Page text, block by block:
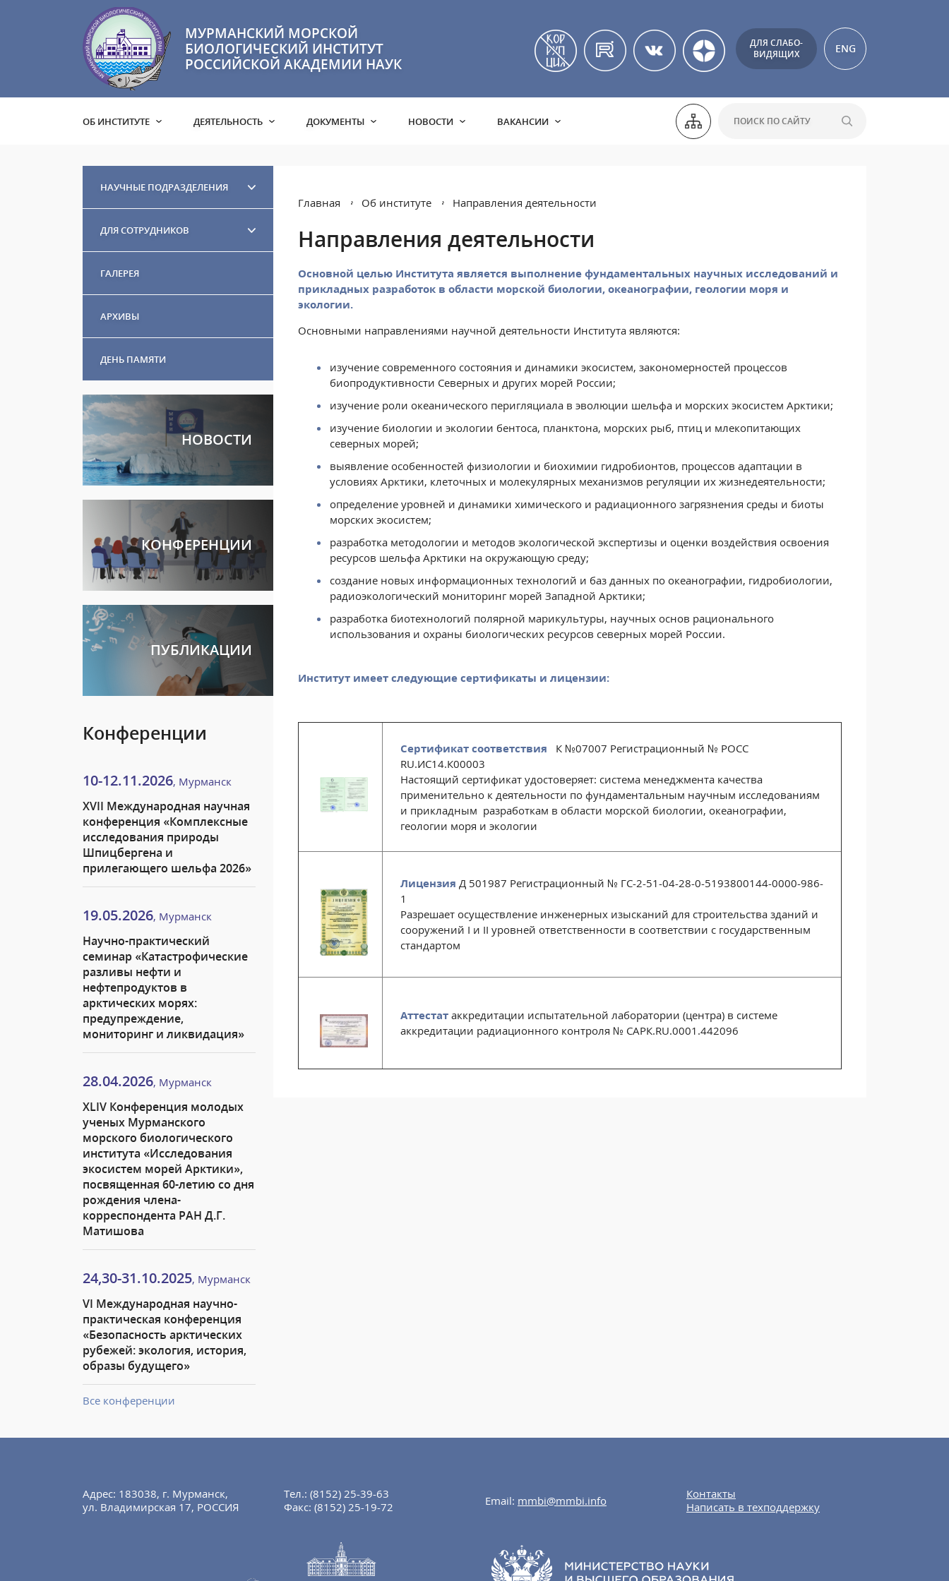
МУРМАНСКИЙ МОРСКОЙ
БИОЛОГИЧЕСКИЙ ИНСТИТУТ
РОССИЙСКОЙ АКАДЕМИИ НАУК
ДЛЯ СЛАБО-
ВИДЯЩИХ
ENG
ОБ ИНСТИТУТЕ ДЕЯТЕЛЬНОСТЬ ДОКУМЕНТЫ НОВОСТИ ВАКАНСИИ
НАУЧНЫЕ ПОДРАЗДЕЛЕНИЯ
ДЛЯ СОТРУДНИКОВ
ГАЛЕРЕЯ
АРХИВЫ
ДЕНЬ ПАМЯТИ
НОВОСТИ
КОНФЕРЕНЦИИ
ПУБЛИКАЦИИ
Конференции
10-12.11.2026, Мурманск
XVII Международная научная
конференция «Комплексные
исследования природы
Шпицбергена и
прилегающего шельфа 2026»
19.05.2026, Мурманск
Научно-практический
семинар «Катастрофические
разливы нефти и
нефтепродуктов в
арктических морях:
предупреждение,
мониторинг и ликвидация»
28.04.2026, Мурманск
XLIV Конференция молодых
ученых Мурманского
морского биологического
института «Исследования
экосистем морей Арктики»,
посвященная 60-летию со дня
рождения члена-
корреспондента РАН Д.Г.
Матишова
24,30-31.10.2025, Мурманск
VI Международная научно-
практическая конференция
«Безопасность арктических
рубежей: экология, история,
образы будущего»
Все конференции
Главная Об институте Направления деятельности
Направления деятельности
Основной целью Института является выполнение фундаментальных научных исследований и
прикладных разработок в области морской биологии, океанографии, геологии моря и
экологии.
Основными направлениями научной деятельности Института являются:
изучение современного состояния и динамики экосистем, закономерностей процессов
биопродуктивности Северных и других морей России;
изучение роли океанического перигляциала в эволюции шельфа и морских экосистем Арктики;
изучение биологии и экологии бентоса, планктона, морских рыб, птиц и млекопитающих
северных морей;
выявление особенностей физиологии и биохимии гидробионтов, процессов адаптации в
условиях Арктики, клеточных и молекулярных механизмов регуляции их жизнедеятельности;
определение уровней и динамики химического и радиационного загрязнения среды и биоты
морских экосистем;
разработка методологии и методов экологической экспертизы и оценки воздействия освоения
ресурсов шельфа Арктики на окружающую среду;
создание новых информационных технологий и баз данных по океанографии, гидробиологии,
радиоэкологический мониторинг морей Западной Арктики;
разработка биотехнологий полярной марикультуры, научных основ рационального
использования и охраны биологических ресурсов северных морей России.
Институт имеет следующие сертификаты и лицензии:
Сертификат соответствия К №07007 Регистрационный № РОСС
RU.ИС14.К00003
Настоящий сертификат удостоверяет: система менеджмента качества
применительно к деятельности по фундаментальным научным исследованиям
и прикладным разработкам в области морской биологии, океанографии,
геологии моря и экологии
Лицензия Д 501987 Регистрационный № ГС-2-51-04-28-0-5193800144-0000-986-
1
Разрешает осуществление инженерных изысканий для строительства зданий и
сооружений I и II уровней ответственности в соответствии с государственным
стандартом
Аттестат аккредитации испытательной лаборатории (центра) в системе
аккредитации радиационного контроля № САРК.RU.0001.442096
Адрес: 183038, г. Мурманск,
ул. Владимирская 17, РОССИЯ
Тел.: (8152) 25-39-63
Факс: (8152) 25-19-72 Email: mmbi@mmbi.info
Контакты
Написать в техподдержку